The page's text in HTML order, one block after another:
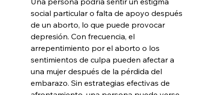
social particular o falta de apoyo después
de un aborto, lo que puede provocar
depresión. Con frecuencia, el
arrepentimiento por el aborto o los
sentimientos de culpa pueden afectar a
una mujer después de la pérdida del
embarazo. Sin estrategias efectivas de